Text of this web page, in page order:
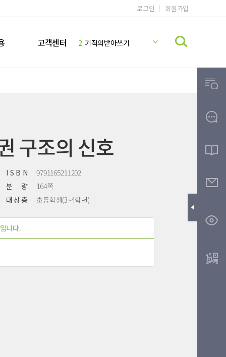
로그인 회원가입
고객센터
3. 기적의독해력
10.기적의한글
구조의 신호
I S B N
9791165211202
분 량
164쪽
대 상 층 초등학생(3~4학년)
니다.